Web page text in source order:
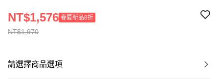
NT$1,970
NT$1,576 春夏新品8折
請選擇商品選項